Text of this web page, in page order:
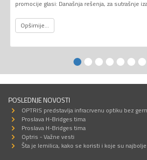
promocije glasi: Današnja rešenja, za sutrašnje
Opširnije...
POSLEDNJE NOVOSTI
OPTRIS predstavlja infracrvenu optiku bez
Proslava H-Bridges tima
Proslava H-Bridges tima
Optris - Važne vesti
Šta je lemilica, kako se koristi i koje su